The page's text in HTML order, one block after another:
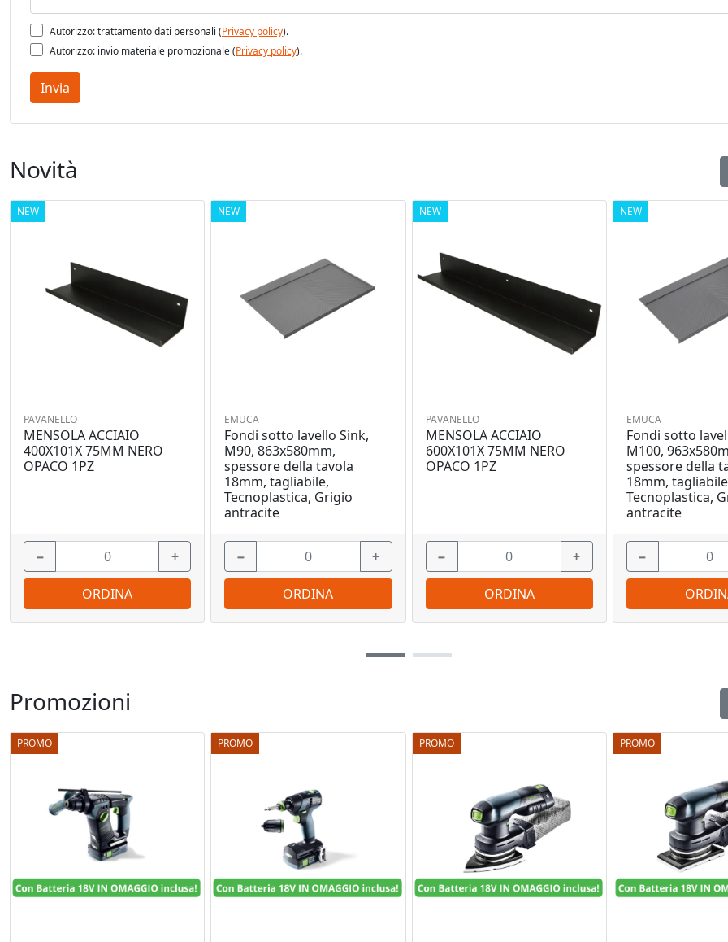
Autorizzo: trattamento dati personali (Privacy policy).
Autorizzo: invio materiale promozionale (Privacy policy).
Invia
Promozioni
PROMO PROMO PROMO PROMO
Novità
NEW
PAVANELLO
MENSOLA ACCIAIO
400X101X 75MM NERO
OPACO 1PZ
− +
ORDINA
NEW
EMUCA
Fondi sotto lavello Sink,
M90, 863x580mm,
spessore della tavola
18mm, tagliabile,
Tecnoplastica, Grigio
antracite
− +
ORDINA
NEW
PAVANELLO
MENSOLA ACCIAIO
600X101X 75MM NERO
OPACO 1PZ
− +
ORDINA
NEW
EMUCA
Fondi sotto
M100,
spessore della
18mm,
Tecnoplastica,
antracite
−